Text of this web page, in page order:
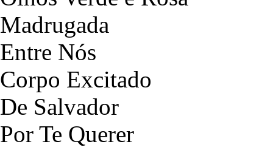
Madrugada
Entre Nós
Corpo Excitado
De Salvador
Por Te Querer